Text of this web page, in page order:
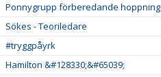
Ponnygrupp förberedande hoppning
Sökes - Teoriledare
#tryggpåyrk
Hamilton &#128330;&#65039;